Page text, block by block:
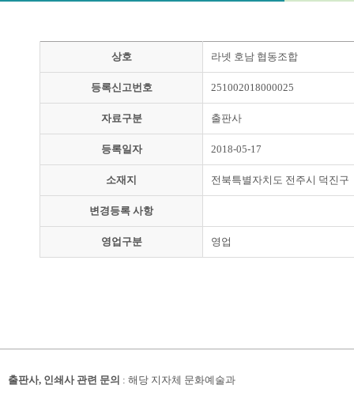
상호 라넷 호남 협동조합
등록신고번호 251002018000025
자료구분 출판사
등록일자 2018-05-17
소재지 전북특별자치도 전주시 덕진구
변경등록 사항
영업구분 영업
출판사, 인쇄사 관련 문의 : 해당 지자체 문화예술과